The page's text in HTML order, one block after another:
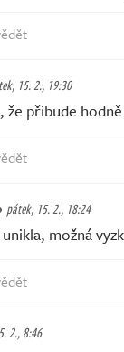
15. 2., 19:30
že přibude
pátek, 15. 2., 18:24
možná
2., 8:46